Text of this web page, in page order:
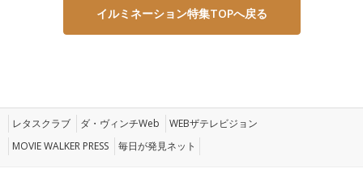
イルミネーション特集TOPへ戻る
レタスクラブ ダ・ヴィンチWeb
WEBザテレビジョン
MOVIE WALKER PRESS
毎日が発見ネット